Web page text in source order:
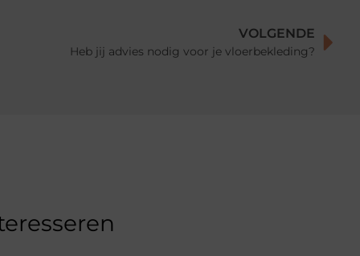
VOLGENDE
Heb jij advies nodig voor je vloerbekleding?